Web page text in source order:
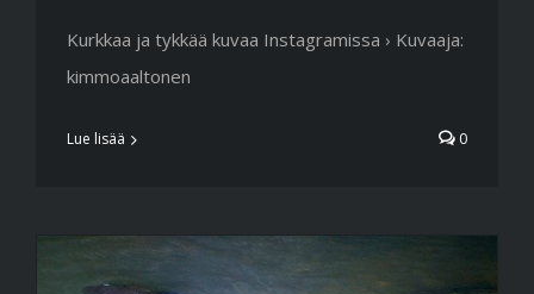
Kurkkaa ja tykkää kuvaa Instagramissa › Kuvaaja:
kimmoaaltonen
Lue lisää 0